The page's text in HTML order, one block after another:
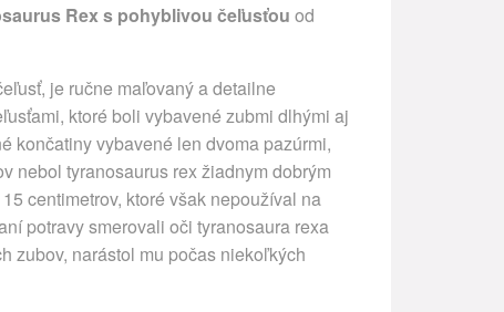
Rex s pohyblivou čeľusťou od
je ručne maľovaný a detailne
ktoré boli vybavené zubmi dlhými aj
končatiny vybavené len dvoma pazúrmi,
nebol tyranosaurus rex žiadnym dobrým
centimetrov, ktoré však nepoužíval na
potravy smerovali oči tyranosaura rexa
zubov, narástol mu počas niekoľkých